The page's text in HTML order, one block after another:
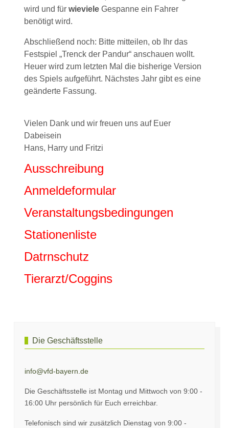
wird und für wieviele Gespanne ein Fahrer
benötigt wird.
Abschließend noch: Bitte mitteilen, ob Ihr das
Festspiel „Trenck der Pandur“ anschauen wollt.
Heuer wird zum letzten Mal die bisherige Version
des Spiels aufgeführt. Nächstes Jahr gibt es eine
geänderte Fassung.
Vielen Dank und wir freuen uns auf Euer
Dabeisein
Hans, Harry und Fritzi
Ausschreibung
Anmeldeformular
Veranstaltungsbedingungen
Stationenliste
Datrnschutz
Tierarzt/Coggins
Die Geschäftsstelle
info@vfd-bayern.de
Die Geschäftsstelle ist Montag und Mittwoch von 9:00 -
16:00 Uhr persönlich für Euch erreichbar.
Telefonisch sind wir zusätzlich Dienstag von 9:00 -